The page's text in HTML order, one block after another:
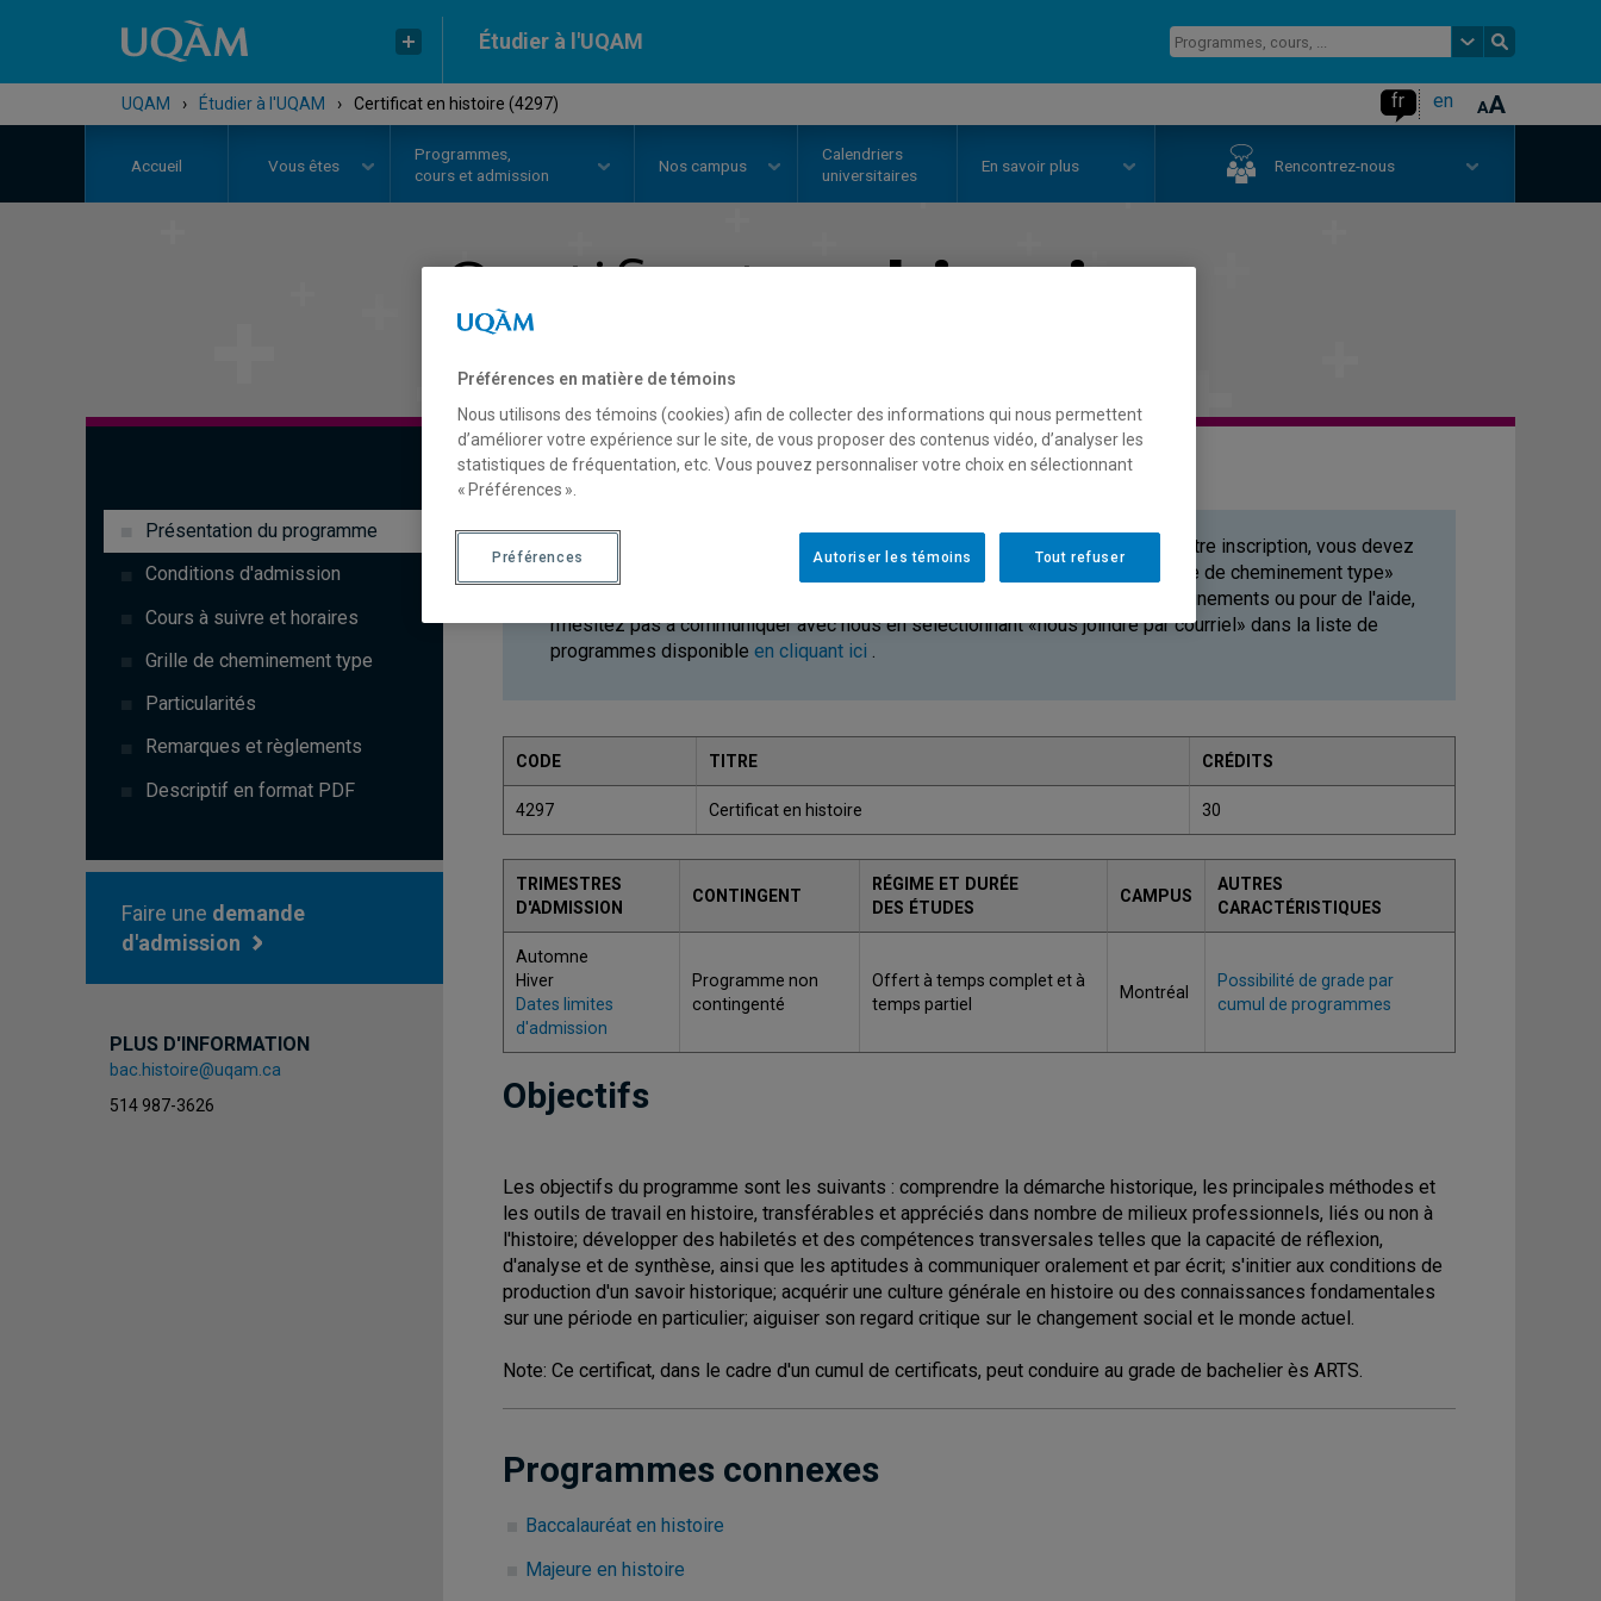
Étudier à l'UQAM
UQAM › Étudier à l'UQAM › Certificat en histoire (4297) fr en
Accueil Vous êtes
Programmes,
cours et admission
Nos campus
Calendriers
universitaires
En savoir plus Rencontrez-nous
Certificat enhistoire
Faculté des sciences humaines
Présentation du programme
Conditions d'admission
Cours à suivre et horaires
Grille de cheminement type
Particularités
Remarques et règlements
Descriptif en format PDF
Faire une demande
d'admission
PLUS D'INFORMATION
bac.histoire@uqam.ca
514 987-3626
Avez-vous reçu une offre d'admission pour ce programme? Afin de valider votre inscription, vous devez
faire votre choix de cours pour l'automne prochain. Consultez la section «Grille de cheminement type»
pour connaître l'ordre des cours à suivre. Que ce soit pour obtenir des renseignements ou pour de l'aide,
n'hésitez pas à communiquer avec nous en sélectionnant «nous joindre par courriel» dans la liste de
programmes disponible en cliquant ici .
CODE TITRE CRÉDITS
4297 Certificat en histoire 30
TRIMESTRES
D'ADMISSION
CONTINGENT
RÉGIME ET DURÉE
DES ÉTUDES
CAMPUS
AUTRES
CARACTÉRISTIQUES
Automne
Hiver
Dates limites
d'admission
Programme non
contingenté
Offert à temps complet et à
temps partiel
Montréal
Possibilité de grade par
cumul de programmes
Objectifs
Les objectifs du programme sont les suivants : comprendre la démarche historique, les principales méthodes et
les outils de travail en histoire, transférables et appréciés dans nombre de milieux professionnels, liés ou non à
l'histoire; développer des habiletés et des compétences transversales telles que la capacité de réflexion,
d'analyse et de synthèse, ainsi que les aptitudes à communiquer oralement et par écrit; s'initier aux conditions de
production d'un savoir historique; acquérir une culture générale en histoire ou des connaissances fondamentales
sur une période en particulier; aiguiser son regard critique sur le changement social et le monde actuel.
Note: Ce certificat, dans le cadre d'un cumul de certificats, peut conduire au grade de bachelier ès ARTS.
Programmes connexes
Baccalauréat en histoire
Majeure en histoire
Préférences en matière de témoins
Nous utilisons des témoins (cookies) afin de collecter des informations qui nous permettent
d’améliorer votre expérience sur le site, de vous proposer des contenus vidéo, d’analyser les
statistiques de fréquentation, etc. Vous pouvez personnaliser votre choix en sélectionnant
« Préférences ».
Tout refuser
Autoriser les témoins
Préférences